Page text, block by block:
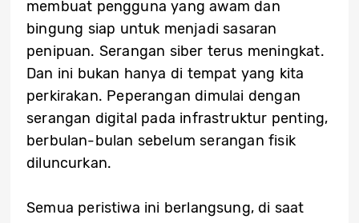
membuat pengguna yang awam dan
bingung siap untuk menjadi sasaran
penipuan. Serangan siber terus meningkat.
Dan ini bukan hanya di tempat yang kita
perkirakan. Peperangan dimulai dengan
serangan digital pada infrastruktur penting,
berbulan-bulan sebelum serangan fisik
diluncurkan.
Semua peristiwa ini berlangsung, di saat